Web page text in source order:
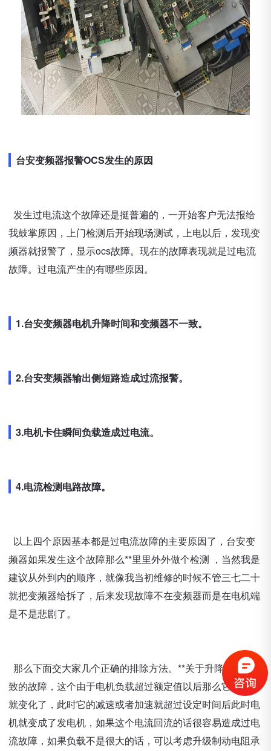
台安变频器报警OCS发生的原因
发生过电流这个故障还是挺普遍的，一开始客户无法报给
我鼓掌原因，上门检测后开始现场测试，上电以后，发现变
频器就报警了，显示ocs故障。现在的故障表现就是过电流
故障。过电流产生的有哪些原因。
1.台安变频器电机升降时间和变频器不一致。
2.台安变频器输出侧短路造成过流报警。
3.电机卡住瞬间负载造成过电流。
4.电流检测电路故障。
以上四个原因基本都是过电流故障的主要原因了，台安变
频器如果发生这个故障那么**里里外外做个检测 ，当然我是
建议从外到内的顺序，就像我当初维修的时候不管三七二十
就把变频器给拆了，后来发现故障不在变频器而是在电机端
是不是悲剧了。
那么下面交大家几个正确的排除方法。**关于升降时间不一
致的故障，这个由于电机负载超过额定值以后那么它的惯性
就变化了，此时它的减速或者加速就超过设定时间后此时电
机就变成了发电机，如果这个电流回流的话很容易造成过电
流故障，如果负载不是很大的话，可以考虑升级制动电阻承